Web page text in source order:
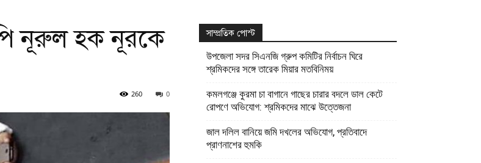
নূরুল হক নূরকে
0
260
সাম্প্রতিক পোস্ট
উপজেলা সদর সিএনজি গ্রুপ কমিটির নির্বাচন ঘিরে
শ্রমিকদের সঙ্গে তারেক মিয়ার মতবিনিময়
কমলগঞ্জে কুরমা চা বাগানে গাছের চারার বদলে ডাল কেটে
রোপণে অভিযোগ: শ্রমিকদের মাঝে উত্তেজনা
জাল দলিল বানিয়ে জমি দখলের অভিযোগ, প্রতিবাদে
প্রাণনাশের হুমকি